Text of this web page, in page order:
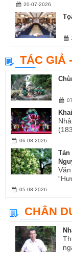
20-07-2026
TÁC GIẢ
06-08-2026
Tản
05-08-2026
CHÂN